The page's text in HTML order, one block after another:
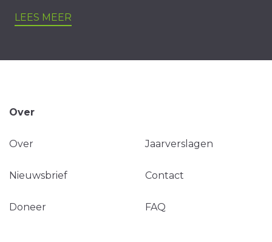
LEES MEER
Over
Over Jaarverslagen
Nieuwsbrief Contact
Doneer FAQ